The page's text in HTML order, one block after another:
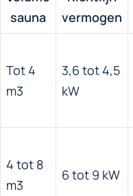
sauna
vermogen
Tot 4
m3
3,6 tot 4,5
kW
4 tot 8
m3
6 tot 9 kW